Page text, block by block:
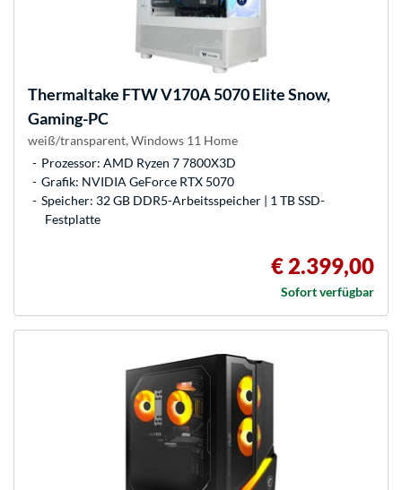
Thermaltake FTW V170A 5070 Elite Snow,
Gaming-PC
weiß/transparent, Windows 11 Home
Prozessor: AMD Ryzen 7 7800X3D
Grafik: NVIDIA GeForce RTX 5070
Speicher: 32 GB DDR5-Arbeitsspeicher | 1 TB SSD-
Festplatte
€ 2.399,00
Sofort verfügbar